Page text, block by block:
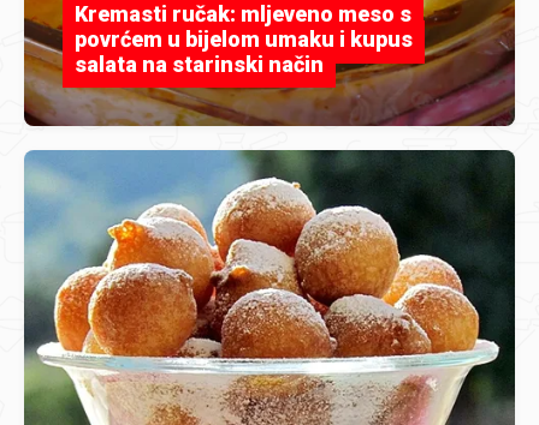
Kremasti ručak: mljeveno meso s
povrćem u bijelom umaku i kupus
salata na starinski način